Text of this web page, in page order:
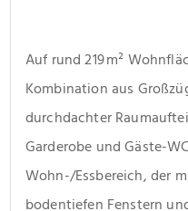
Auf rund 219 m²
Kombination aus
durchdachter
Garderobe und Gäste-
Wohn-/Essbereich, der
bodentiefen Fenstern